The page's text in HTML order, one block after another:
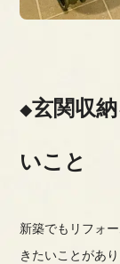
玄関収
いこと
新築でもリフォ
きたいことがあり